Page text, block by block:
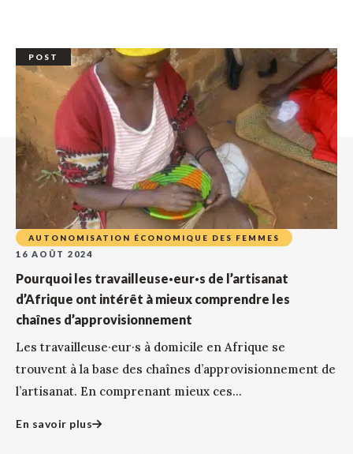
POST
AUTONOMISATION ÉCONOMIQUE DES FEMMES
16 AOÛT 2024
Pourquoi les travailleuse·eur·s de l’artisanat
d’Afrique ont intérêt à mieux comprendre les
chaînes d’approvisionnement
Les travailleuse·eur·s à domicile en Afrique se
trouvent à la base des chaînes d’approvisionnement de
l’artisanat. En comprenant mieux ces...
En savoir plus